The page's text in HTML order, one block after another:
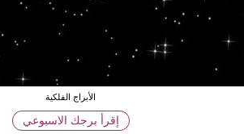
الأبراج الفلكية
إقرأ برجك الاسبوعي